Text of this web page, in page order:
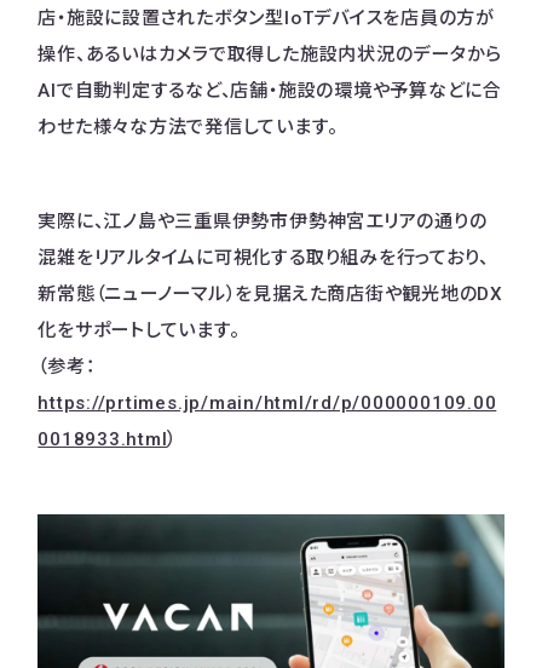
店・施設に設置されたボタン型IoTデバイスを店員の方が
操作、あるいはカメラで取得した施設内状況のデータから
AIで自動判定するなど、店舗・施設の環境や予算などに合
わせた様々な方法で発信しています。
実際に、江ノ島や三重県伊勢市伊勢神宮エリアの通りの
混雑をリアルタイムに可視化する取り組みを行っており、
新常態（ニューノーマル）を見据えた商店街や観光地のDX
化をサポートしています。
（参考：
https://prtimes.jp/main/html/rd/p/000000109.00
0018933.html）